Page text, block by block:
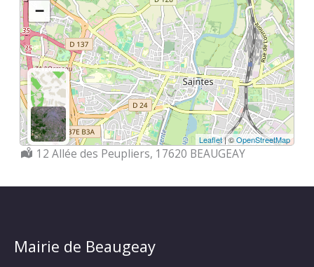
−
Leaflet| ©OpenStreetMap
Localisation :
12 Allée des Peupliers, 17620 BEAUGEAY
Mairie de Beaugeay